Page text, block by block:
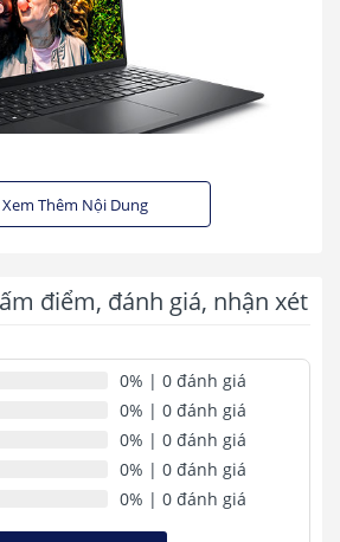
3520 lựa chọn
phân khúc văn
nhẹ dễ dàng mang di chuyển khắp mọi
lớn 15.6 inch mà trọng lượng chỉ 1.83kg, có
với lớp vỏ nhựa màu đen là lựa chọn
Xem Thêm Nội Dung
điểm, đánh giá, nhận xét
0% | 0 đánh giá
0% | 0 đánh giá
0% | 0 đánh giá
0% | 0 đánh giá
0% | 0 đánh giá